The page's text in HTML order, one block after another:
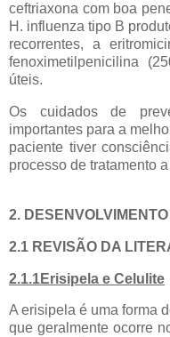
ceftriaxona com boa
H. influenza tipo B
recorrentes, a
fenoximetilpenicilina
úteis.
Os cuidados de
importantes para a
paciente tiver
processo de tratamento
2. DESENVOLVIMENTO
2.1 REVISÃO DA
2.1.1Erisipela e Celulite
A erisipela é uma forma
que geralmente ocorre